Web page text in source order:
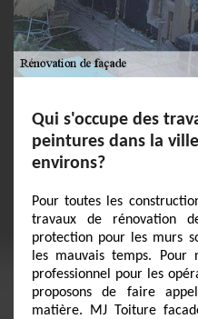
Qui s'occupe des
peintures dans la
environs?
Pour toutes les
travaux de rénovation
protection pour les murs
les mauvais temps.
professionnel pour les
proposons de faire
matière. MJ Toiture